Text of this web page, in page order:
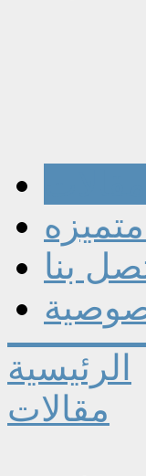
بنا
الرئيسية
مقالات